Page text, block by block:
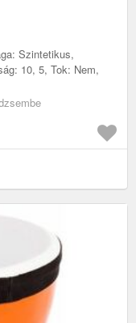
Szintetikus,
10, 5, Tok: Nem,